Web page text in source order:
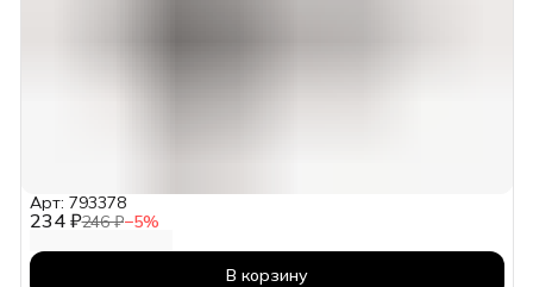
234 ₽246 ₽−5%
Арт: 793378
В корзину